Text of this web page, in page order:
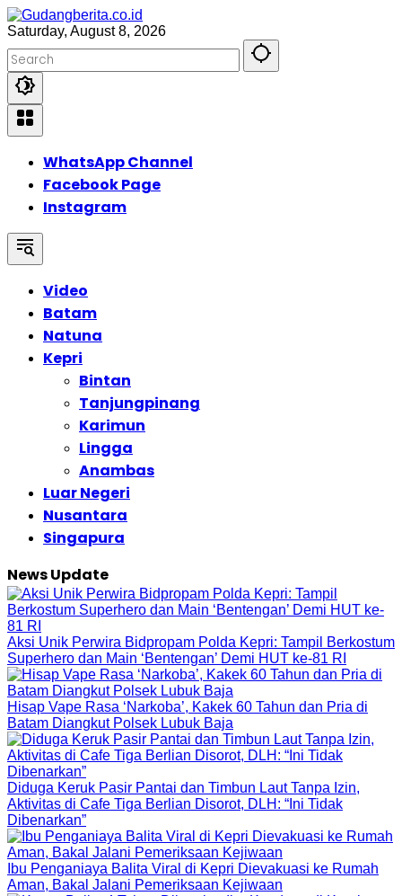
Skip
to
content
Saturday, August 8, 2026
WhatsApp Channel
Facebook Page
Instagram
Video
Batam
Natuna
Kepri
Bintan
Tanjungpinang
Karimun
Lingga
Anambas
Luar Negeri
Nusantara
Singapura
News Update
Aksi Unik Perwira Bidpropam Polda Kepri: Tampil Berkostum
Superhero dan Main ‘Bentengan’ Demi HUT ke-81 RI
Hisap Vape Rasa ‘Narkoba’, Kakek 60 Tahun dan Pria di
Batam Diangkut Polsek Lubuk Baja
Diduga Keruk Pasir Pantai dan Timbun Laut Tanpa Izin,
Aktivitas di Cafe Tiga Berlian Disorot, DLH: “Ini Tidak
Dibenarkan”
Ibu Penganiaya Balita Viral di Kepri Dievakuasi ke Rumah
Aman, Bakal Jalani Pemeriksaan Kejiwaan